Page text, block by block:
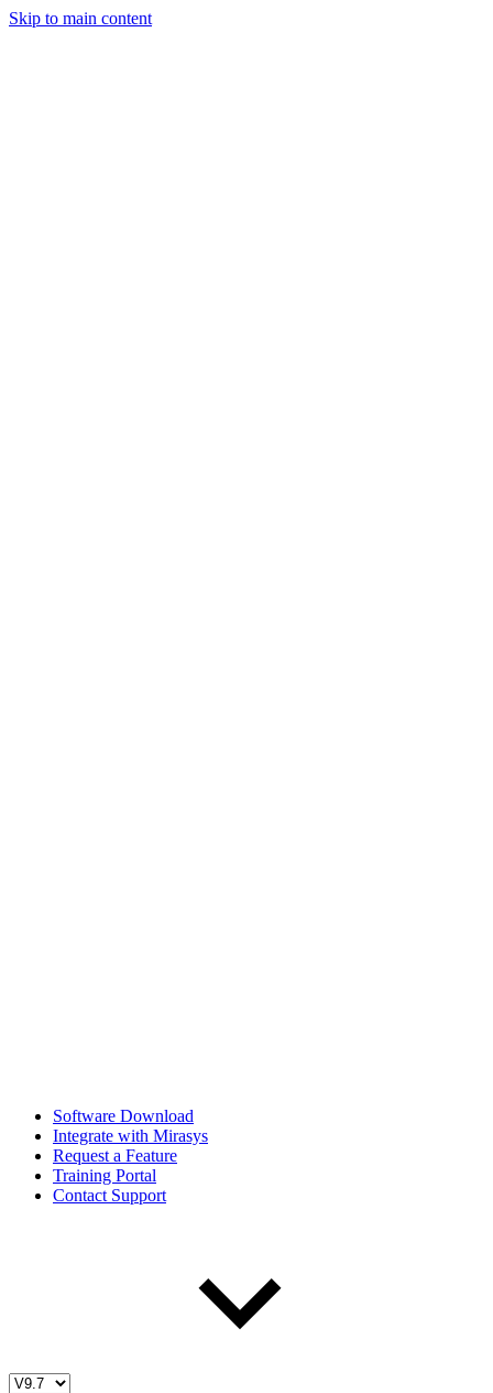
Skip to main content
Software Download
Integrate with Mirasys
Request a Feature
Training Portal
Contact Support